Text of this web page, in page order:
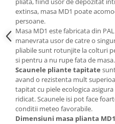
extinsa, masa MD1 poate
persoane.
Masa MD1 este fabricata din
manevrata usor de catre o
pliabile sunt rotunjite la colturi
si pentru a nu rupe fata de masa.
Scaunele pliante tapitate
avand o rezistenta mult
tapitat cu piele ecologica
ridicat. Scaunele isi pot face
conditii meteo favorabile.
Dimensiuni masa plianta MD1